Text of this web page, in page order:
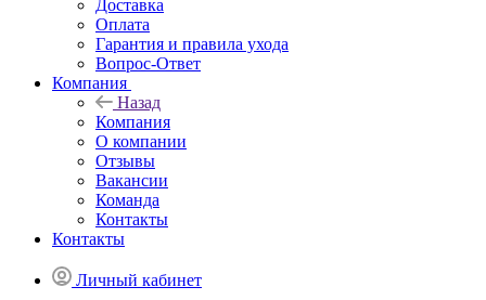
Доставка
Оплата
Гарантия и правила ухода
Вопрос-Ответ
Компания
Назад
Компания
О компании
Отзывы
Вакансии
Команда
Контакты
Контакты
Личный кабинет